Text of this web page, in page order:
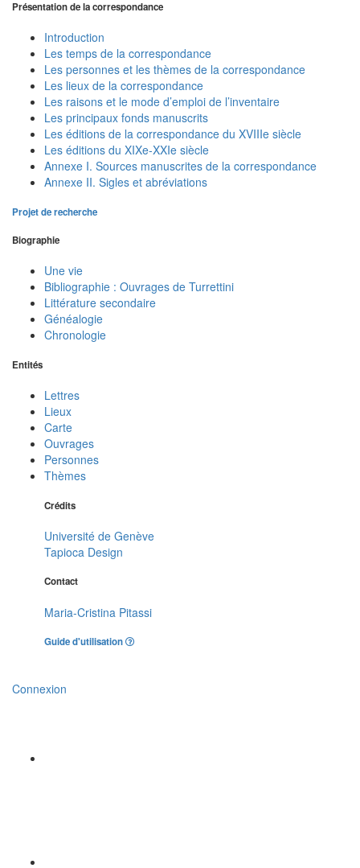
Présentation de la correspondance
Introduction
Les temps de la correspondance
Les personnes et les thèmes de la correspondance
Les lieux de la correspondance
Les raisons et le mode d’emploi de l’inventaire
Les principaux fonds manuscrits
Les éditions de la correspondance du XVIIIe siècle
Les éditions du XIXe-XXIe siècle
Annexe I. Sources manuscrites de la correspondance
Annexe II. Sigles et abréviations
Projet de recherche
Biographie
Une vie
Bibliographie : Ouvrages de Turrettini
Littérature secondaire
Généalogie
Chronologie
Entités
Lettres
Lieux
Carte
Ouvrages
Personnes
Thèmes
Crédits
Université de Genève
Tapioca Design
Contact
Maria-Cristina Pitassi
Guide d'utilisation
Connexion